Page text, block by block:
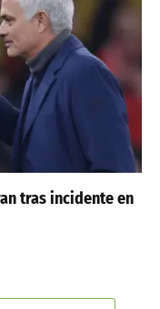
tras incidente en